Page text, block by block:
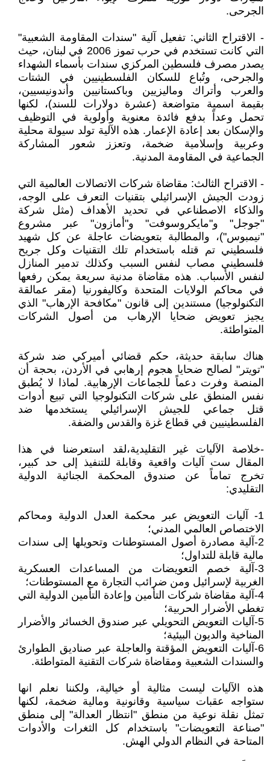
الجرحى.
- الاقتراح الثاني: تفعيل آلية "سندات المقاومة الشعبية"
التي كانت تستخدم في حرب تموز 2006 في لبنان، حيث
يصدر مصرف فلسطين المركزي سندات بأسماء الشهداء
والجرحى، وتُباع للسكان الفلسطينيين في الشتات
والعرب وأتراك وماليزيين وباكستانيين وأندونيسيين،
بقيمة اسمية متواضعة (عشرة دولارات للسند)، لكنها
تحمل وعداً بدفع فائدة معنوية وأولوية في التوظيف
والإسكان بعد إعادة الإعمار. هذه الآلية تولد سيولة محلية
وعربية وإسلامية ضخمة، وتعزز شعور المشاركة
الجماعية في المقاومة المدنية.
- الاقتراح الثالث: مقاضاة شركات الاتصالات العالمية التي
زودت الجيش الإسرائيلي بتقنيات التعرف على الوجه،
والذكاء الاصطناعي في تحديد الأهداف (مثل شركة
"جوجل" و"مايكروسوفت" و"أمازون" عبر مشروع
"نيمبوس")، والمطالبة بتعويضات عاجلة عن كل شهيد
فلسطيني تم قتله باستخدام تلك التقنيات وكل جريح
فلسطيني مصاب لنفس السبب وكذلك تدمير المنازل
لنفس الأسباب. هذه مقاضاة مدنية سريعة يمكن رفعها
في محاكم الولايات المتحدة وكاليفورنيا (مقر عمالقة
التكنولوجيا) مستندين إلى قانون "مكافحة الإرهاب" الذي
يجيز تعويض ضحايا الإرهاب من أصول الشركات
المتواطئة.
هناك سابقة حديثة، حكم قضائي أميركي ضد شركة
"تويتر" لصالح ضحايا هجوم إرهابي في الأردن، بحجة أن
المنصة وفرت دعماً للجماعات الإرهابية. لماذا لا يُطبق
نفس المنطق على شركات التكنولوجيا التي تبيع أدوات
قتل جماعي للجيش الإسرائيلي يستخدمها ضد
الفلسطينيين في قطاع غزة والقدس والضفة.
-خلاصة الآليات غير التقليدية،لقد استعرضنا في هذا
المقال ست آليات واقعية وقابلة للتنفيذ إلى حد كبير،
تخرج تماماً عن صندوق المحكمة الجنائية الدولية
التقليدي:
1- آليات التعويض عبر محكمة العدل الدولية ومحاكم
الاختصاص العالمي المدني؛
2-آلية مصادرة أصول المستوطنات وتحويلها إلى سندات
مالية قابلة للتداول؛
3-آلية خصم التعويضات من المساعدات العسكرية
الغربية لإسرائيل ومن ضرائب التجارة مع المستوطنات؛
4-آلية مقاضاة شركات التأمين وإعادة التأمين الدولية التي
تغطي الأضرار الحربية؛
5-آليات التعويض التحويلي عبر صندوق الخسائر والأضرار
المناخية والديون البيئية؛
6-آليات التعويض المؤقتة والعاجلة عبر صناديق الطوارئ
والسندات الشعبية ومقاضاة شركات التقنية المتواطئة.
هذه الآليات ليست مثالية أو خيالية، ولكننا نعلم انها
ستواجه عقبات سياسية وقانونية ومالية ضخمة، لكنها
تمثل نقلة نوعية من منطق "انتظار العدالة" إلى منطق
"صناعة التعويضات" باستخدام كل الثغرات والأدوات
المتاحة في النظام الدولي الهش.